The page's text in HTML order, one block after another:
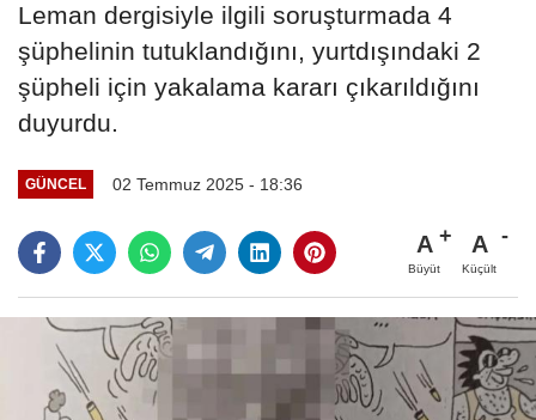
Leman dergisiyle ilgili soruşturmada 4
şüphelinin tutuklandığını, yurtdışındaki 2
şüpheli için yakalama kararı çıkarıldığını
duyurdu.
GÜNCEL 02 Temmuz 2025 - 18:36
A
Büyüt
A
Küçült